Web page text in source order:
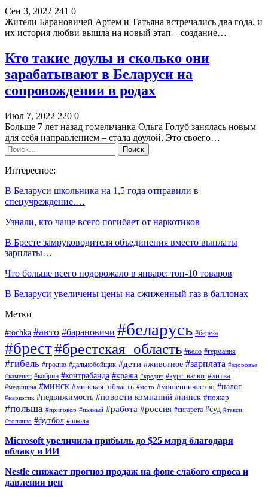
Сен 3, 2022 241 0
Жители Барановичей Артем и Татьяна встречались два года, и
их история любви вышла на новый этап – создание…
Кто такие доулы и сколько они
зарабатывают в Беларуси на
сопровождении в родах
Июл 7, 2022 220 0
Больше 7 лет назад гомельчанка Ольга Голуб занялась новым
для себя направлением – стала доулой. Это своего…
Интересное:
В Беларуси школьника на 1,5 года отправили в
спецучреждение.…
Узнали, кто чаще всего погибает от наркотиков
В Бресте замруководителя объединения вместо выплаты
зарплаты…
Что больше всего подорожало в январе: топ-10 товаров
В Беларуси увеличены цены на сжиженный газ в баллонах
Метки
#tochka #авто #барановичи #беларусь #берёза
#брест#брестская_область #вело #германия
#гибель #гродно #дальнобойщик #дети #животное #зарплата #здоровье
#каменец #кобрин #контрабанда #кража #кредит #курс_валют #литва
#медицина #минск #минская_область #мото #мошенничество #налог
#наркотик #недвижимость #новости компаний #пинск #пожар
#польша #приговор #пьяный #работа #россия #сигарета #суд #такси
#топливо #футбол #школа
Microsoft увеличила прибыль до $25 млрд благодаря
облаку и ИИ
Nestle снижает прогноз продаж на фоне слабого спроса и
давления цен